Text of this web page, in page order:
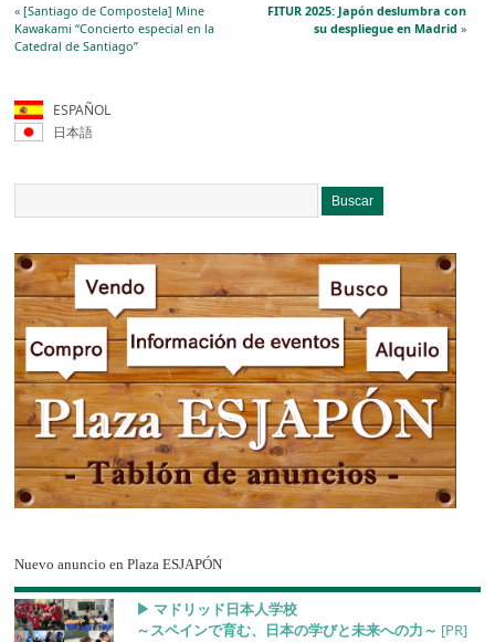
«[Santiago de Compostela] Mine
Kawakami “Concierto especial en la
Catedral de Santiago”
FITUR 2025: Japón deslumbra con
su despliegue en Madrid »
ESPAÑOL
日本語
Nuevo anuncio en Plaza ESJAPÓN
▶︎ マドリッド日本人学校
～スペインで育む、日本の学びと未来への力～ [PR]